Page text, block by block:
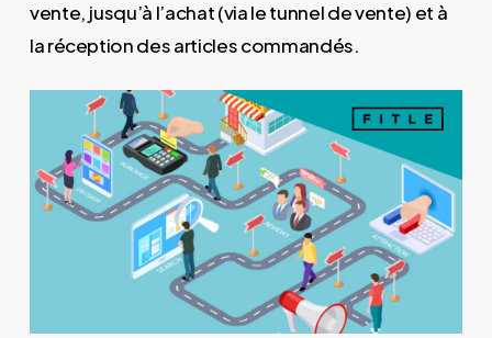
vente, jusqu’à l’achat (via le tunnel de vente) et à
la réception des articles commandés.